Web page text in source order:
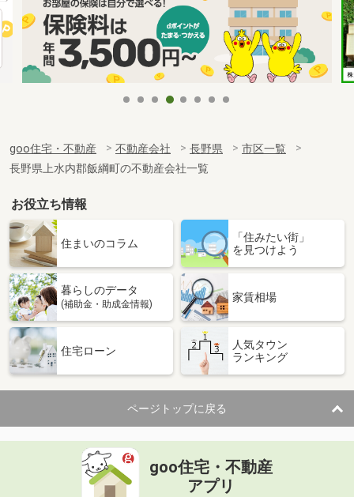
goo住宅・不動産 不動産会社 長野県
市区一覧
長野県上水内郡飯綱町の不動産会社一覧
お役立ち情報
住まいのコラム
「住みたい街」
を見つけよう
暮らしのデータ
(補助金・助成金情報)
家賃相場
住宅ローン
人気タウン
ランキング
ページトップに戻る
goo住宅・不動産
アプリ